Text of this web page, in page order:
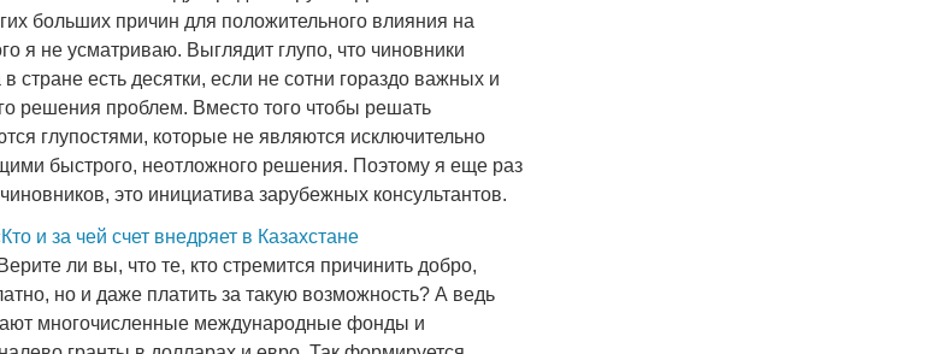
больших причин для положительного влияния на
я не усматриваю. Выглядит глупо, что чиновники
стране есть десятки, если не сотни гораздо важных и
решения проблем. Вместо того чтобы решать
глупостями, которые не являются исключительно
быстрого, неотложного решения. Поэтому я еще раз
это инициатива зарубежных консультантов.
Кто и за чей счет внедряет в Казахстане
ли вы, что те, кто стремится причинить добро,
но и даже платить за такую возможность? А ведь
многочисленные международные фонды и